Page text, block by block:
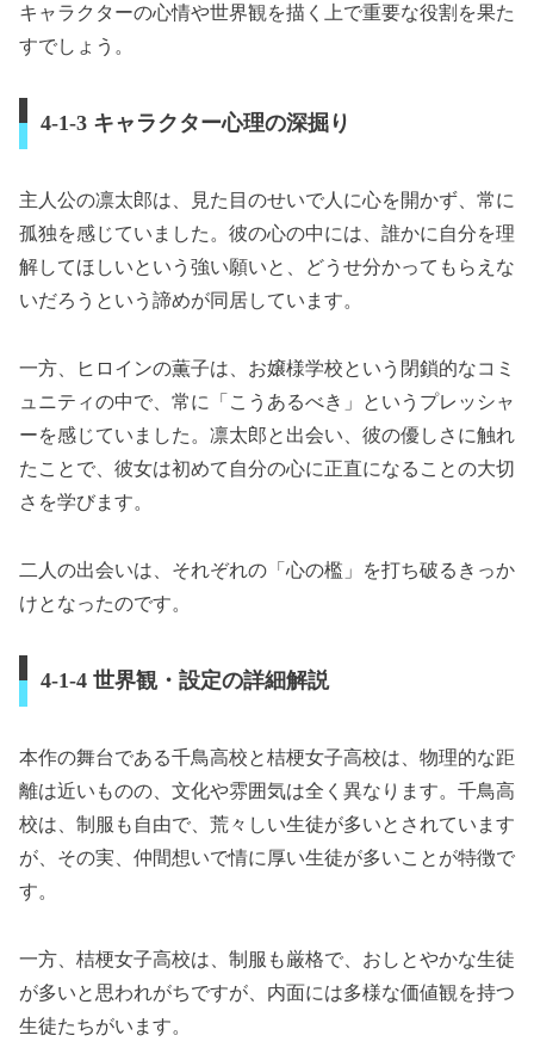
キャラクターの心情や世界観を描く上で重要な役割を果た
すでしょう。
4-1-3 キャラクター心理の深掘り
主人公の凛太郎は、見た目のせいで人に心を開かず、常に
孤独を感じていました。彼の心の中には、誰かに自分を理
解してほしいという強い願いと、どうせ分かってもらえな
いだろうという諦めが同居しています。
一方、ヒロインの薫子は、お嬢様学校という閉鎖的なコミ
ュニティの中で、常に「こうあるべき」というプレッシャ
ーを感じていました。凛太郎と出会い、彼の優しさに触れ
たことで、彼女は初めて自分の心に正直になることの大切
さを学びます。
二人の出会いは、それぞれの「心の檻」を打ち破るきっか
けとなったのです。
4-1-4 世界観・設定の詳細解説
本作の舞台である千鳥高校と桔梗女子高校は、物理的な距
離は近いものの、文化や雰囲気は全く異なります。千鳥高
校は、制服も自由で、荒々しい生徒が多いとされています
が、その実、仲間想いで情に厚い生徒が多いことが特徴で
す。
一方、桔梗女子高校は、制服も厳格で、おしとやかな生徒
が多いと思われがちですが、内面には多様な価値観を持つ
生徒たちがいます。